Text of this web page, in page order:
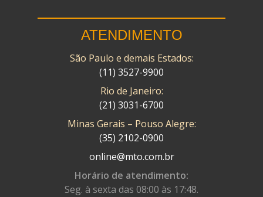
ATENDIMENTO
São Paulo e demais Estados:
(11) 3527-9900
Rio de Janeiro:
(21) 3031-6700
Minas Gerais – Pouso Alegre:
(35) 2102-0900
online@mto.com.br
Horário de atendimento:
Seg. à sexta das 08:00 às 17:48.